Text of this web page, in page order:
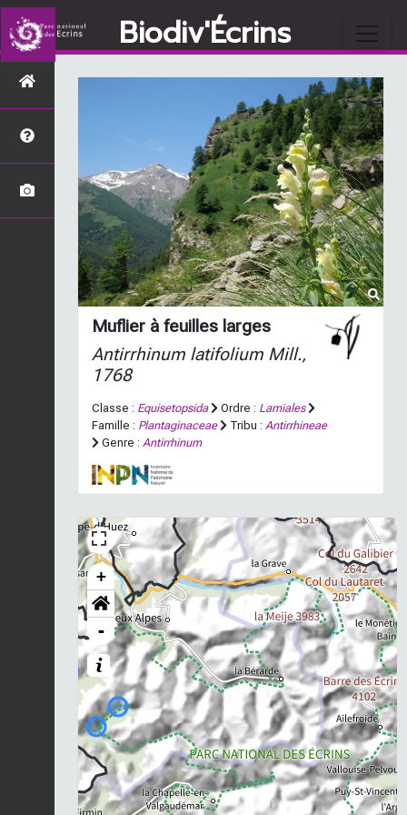
Biodiv'Écrins
Muflier à feuilles larges
Antirrhinum latifolium Mill.,
1768
Classe : Equisetopsida Ordre : Lamiales
Famille : Plantaginaceae Tribu : Antirrhineae
Genre : Antirrhinum
+
-